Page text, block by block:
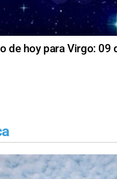
de hoy para Virgo: 09